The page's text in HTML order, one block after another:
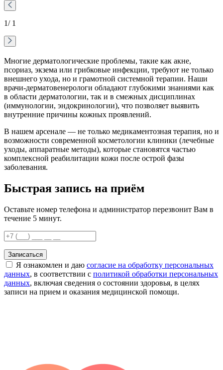
1/ 1
Многие дерматологические проблемы, такие как акне,
псориаз, экзема или грибковые инфекции, требуют не только
внешнего ухода, но и грамотной системной терапии. Наши
врачи-дерматовенерологи обладают глубокими знаниями как
в области дерматологии, так и в смежных дисциплинах
(иммунологии, эндокринологии), что позволяет выявить
внутренние причины кожных проявлений.
В нашем арсенале — не только медикаментозная терапия, но и
возможности современной косметологии клиники (лечебные
уходы, аппаратные методы), которые становятся частью
комплексной реабилитации кожи после острой фазы
заболевания.
Быстрая запись на приём
Оставьте номер телефона и администратор перезвонит Вам в
течение 5 минут.
Записаться
Я ознакомлен и даю согласие на обработку персональных
данных, в соответствии с политикой обработки персональных
данных, включая сведения о состоянии здоровья, в целях
записи на прием и оказания медицинской помощи.